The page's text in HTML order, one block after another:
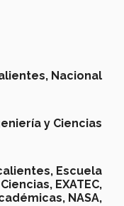
Nacional
y Ciencias
Escuela
EXATEC,
NASA,